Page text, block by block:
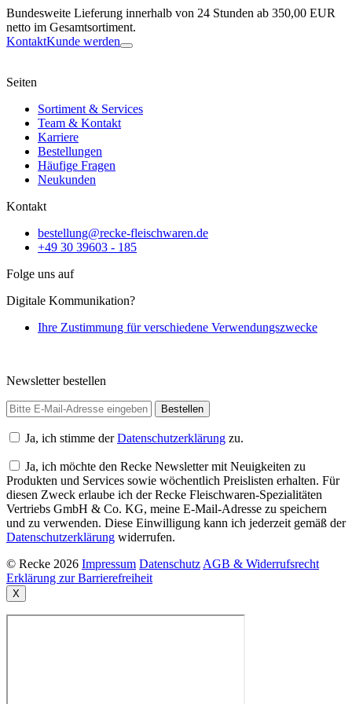
Bundesweite Lieferung innerhalb von 24 Stunden ab 350,00 EUR
netto im Gesamtsortiment.
KontaktKunde werden
Seiten
Sortiment & Services
Team & Kontakt
Karriere
Bestellungen
Häufige Fragen
Neukunden
Kontakt
bestellung@recke-fleischwaren.de
+49 30 39603 - 185
Folge uns auf
Digitale Kommunikation?
Ihre Zustimmung für verschiedene Verwendungszwecke
Newsletter bestellen
Ja, ich stimme derDatenschutzerklärung zu.
Ja, ich möchte den Recke Newsletter mit Neuigkeiten zu
Produkten und Services sowie wöchentlich Preislisten erhalten. Für
diesen Zweck erlaube ich der Recke Fleischwaren-Spezialitäten
Vertriebs GmbH & Co. KG, meine E-Mail-Adresse zu speichern
und zu verwenden. Diese Einwilligung kann ich jederzeit gemäß der
Datenschutzerklärung widerrufen.
© Recke 2026 Impressum Datenschutz AGB & Widerrufsrecht
Erklärung zur Barrierefreiheit
X